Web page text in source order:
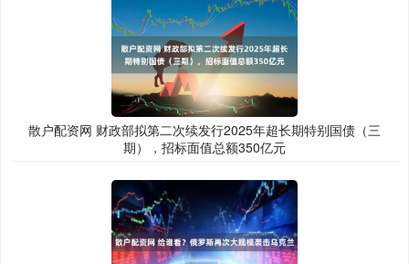
散户配资网 财政部拟第二次续发行2025年超长期特别国债（三
期），招标面值总额350亿元